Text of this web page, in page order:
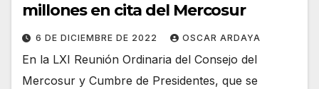
millones en cita del Mercosur
6 DE DICIEMBRE DE 2022 OSCAR ARDAYA
En la LXI Reunión Ordinaria del Consejo del
Mercosur y Cumbre de Presidentes, que se